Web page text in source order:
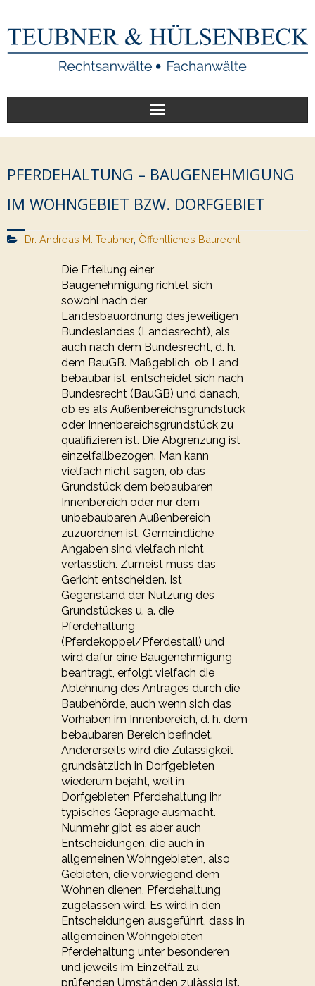
Start
Unsere Leistungen
Veröffentlichungen
Über uns
PFERDEHALTUNG – BAUGENEHMIGUNG
IM WOHNGEBIET BZW. DORFGEBIET
Dr. Andreas M. Teubner, Öffentliches Baurecht
Die Erteilung einer
Baugenehmigung richtet sich
sowohl nach der
Landesbauordnung des jeweiligen
Bundeslandes (Landesrecht), als
auch nach dem Bundesrecht, d. h.
dem BauGB. Maßgeblich, ob Land
bebaubar ist, entscheidet sich nach
Bundesrecht (BauGB) und danach,
ob es als Außenbereichsgrundstück
oder Innenbereichsgrundstück zu
qualifizieren ist. Die Abgrenzung ist
einzelfallbezogen. Man kann
vielfach nicht sagen, ob das
Grundstück dem bebaubaren
Innenbereich oder nur dem
unbebaubaren Außenbereich
zuzuordnen ist. Gemeindliche
Angaben sind vielfach nicht
verlässlich. Zumeist muss das
Gericht entscheiden. Ist
Gegenstand der Nutzung des
Grundstückes u. a. die
Pferdehaltung
(Pferdekoppel/Pferdestall) und
wird dafür eine Baugenehmigung
beantragt, erfolgt vielfach die
Ablehnung des Antrages durch die
Baubehörde, auch wenn sich das
Vorhaben im Innenbereich, d. h. dem
bebaubaren Bereich befindet.
Andererseits wird die Zulässigkeit
grundsätzlich in Dorfgebieten
wiederum bejaht, weil in
Dorfgebieten Pferdehaltung ihr
typisches Gepräge ausmacht.
Nunmehr gibt es aber auch
Entscheidungen, die auch in
allgemeinen Wohngebieten, also
Gebieten, die vorwiegend dem
Wohnen dienen, Pferdehaltung
zugelassen wird. Es wird in den
Entscheidungen ausgeführt, dass in
allgemeinen Wohngebieten
Pferdehaltung unter besonderen
und jeweils im Einzelfall zu
prüfenden Umständen zulässig ist.